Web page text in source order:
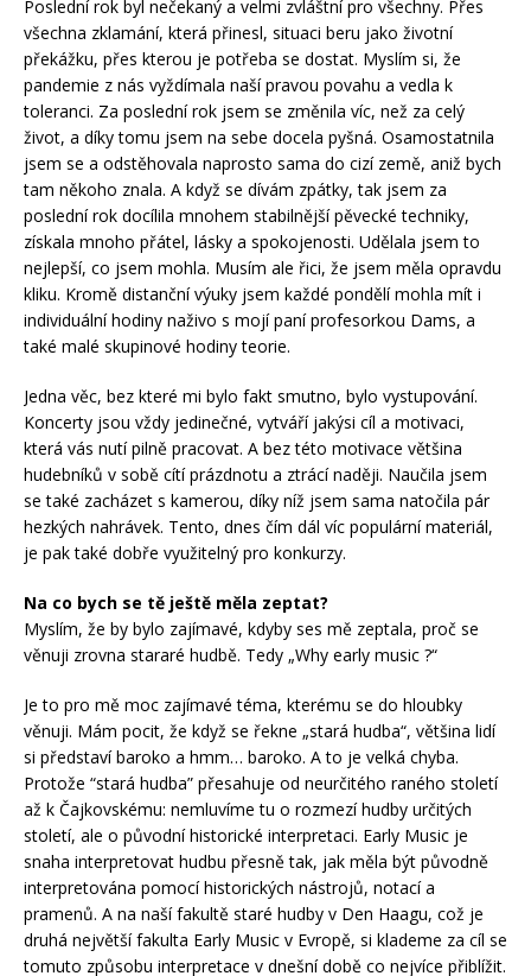
Poslední rok byl nečekaný a velmi zvláštní pro všechny. Přes
všechna zklamání, která přinesl, situaci beru jako životní
překážku, přes kterou je potřeba se dostat. Myslím si, že
pandemie z nás vyždímala naší pravou povahu a vedla k
toleranci. Za poslední rok jsem se změnila víc, než za celý
život, a díky tomu jsem na sebe docela pyšná. Osamostatnila
jsem se a odstěhovala naprosto sama do cizí země, aniž bych
tam někoho znala. A když se dívám zpátky, tak jsem za
poslední rok docílila mnohem stabilnější pěvecké techniky,
získala mnoho přátel, lásky a spokojenosti. Udělala jsem to
nejlepší, co jsem mohla. Musím ale řici, že jsem měla opravdu
kliku. Kromě distanční výuky jsem každé pondělí mohla mít i
individuální hodiny naživo s mojí paní profesorkou Dams, a
také malé skupinové hodiny teorie.
Jedna věc, bez které mi bylo fakt smutno, bylo vystupování.
Koncerty jsou vždy jedinečné, vytváří jakýsi cíl a motivaci,
která vás nutí pilně pracovat. A bez této motivace většina
hudebníků v sobě cítí prázdnotu a ztrácí naději. Naučila jsem
se také zacházet s kamerou, díky níž jsem sama natočila pár
hezkých nahrávek. Tento, dnes čím dál víc populární materiál,
je pak také dobře využitelný pro konkurzy.
Na co bych se tě ještě měla zeptat?
Myslím, že by bylo zajímavé, kdyby ses mě zeptala, proč se
věnuji zrovna stararé hudbě. Tedy „Why early music ?“
Je to pro mě moc zajímavé téma, kterému se do hloubky
věnuji. Mám pocit, že když se řekne „stará hudba“, většina lidí
si představí baroko a hmm… baroko. A to je velká chyba.
Protože “stará hudba” přesahuje od neurčitého raného století
až k Čajkovskému: nemluvíme tu o rozmezí hudby určitých
století, ale o původní historické interpretaci. Early Music je
snaha interpretovat hudbu přesně tak, jak měla být původně
interpretována pomocí historických nástrojů, notací a
pramenů. A na naší fakultě staré hudby v Den Haagu, což je
druhá největší fakulta Early Music v Evropě, si klademe za cíl se
tomuto způsobu interpretace v dnešní době co nejvíce přiblížit.